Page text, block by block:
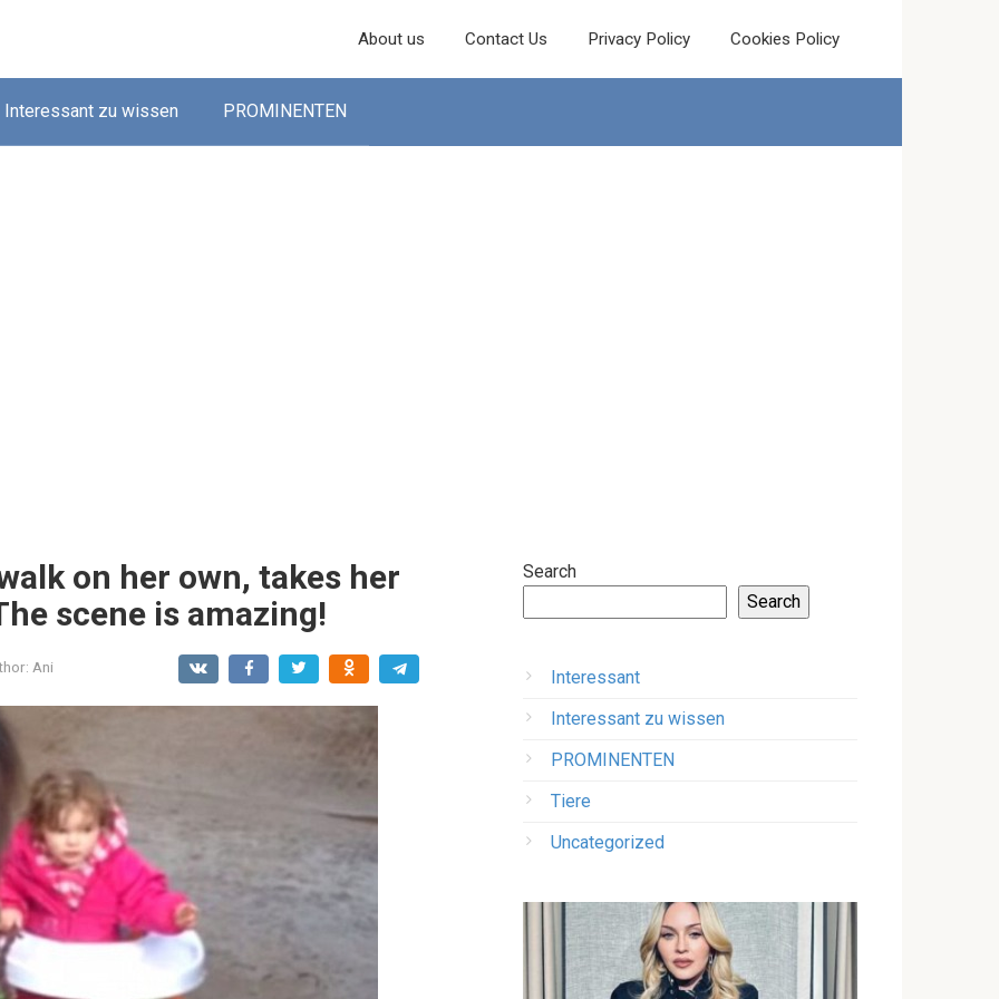
About us Contact Us Privacy Policy Cookies Policy
Interessant zu wissen PROMINENTEN
on her own, takes her
scene is amazing!
Ani
Search
Search
Interessant
Interessant zu wissen
PROMINENTEN
Tiere
Uncategorized